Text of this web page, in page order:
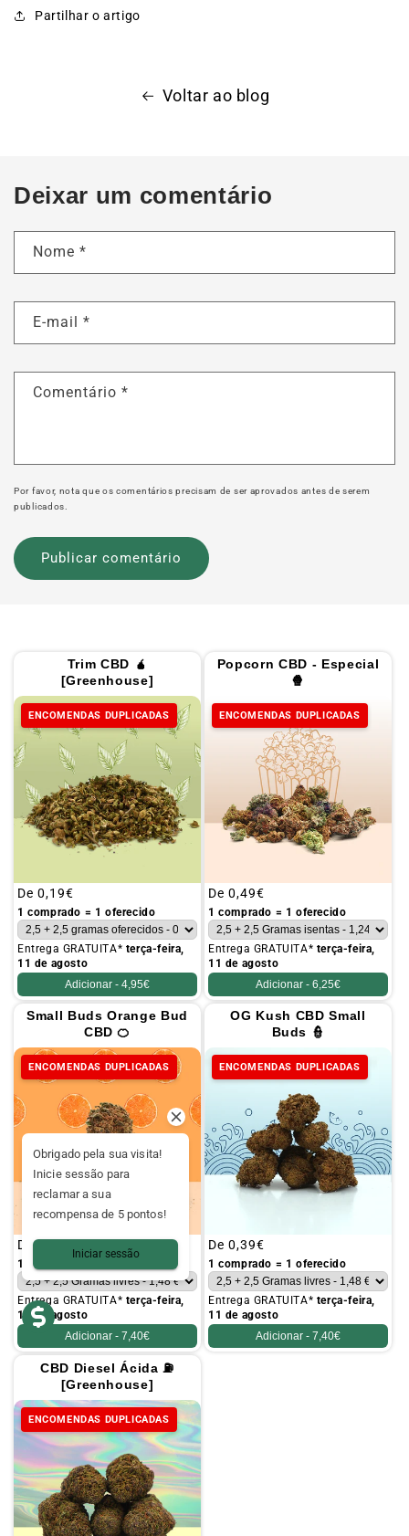
Partilhar o artigo
Voltar ao blog
Deixar um comentário
Nome *
E-mail *
Comentário *
Por favor, nota que os comentários precisam de ser aprovados antes de serem
publicados.
Trim CBD 🧉
[Greenhouse]
ENCOMENDAS DUPLICADAS
Preço
habitual
De 0,19€
1 comprado = 1 oferecido
Entrega GRATUITA* terça-feira,
11 de agosto
Adicionar - 4,95€
Popcorn CBD - Especial
🍿
ENCOMENDAS DUPLICADAS
Preço
habitual
De 0,49€
1 comprado = 1 oferecido
Entrega GRATUITA* terça-feira,
11 de agosto
Adicionar - 6,25€
Small Buds Orange Bud
CBD 🍊
ENCOMENDAS DUPLICADAS
Preço
habitual
De
1 comprado = 1 oferecido
Entrega GRATUITA* terça-feira,
11 de agosto
Adicionar - 7,40€
OG Kush CBD Small
Buds 👮
ENCOMENDAS DUPLICADAS
Preço
habitual
De 0,39€
1 comprado = 1 oferecido
Entrega GRATUITA* terça-feira,
11 de agosto
Adicionar - 7,40€
CBD Diesel Ácida ⛽
[Greenhouse]
ENCOMENDAS DUPLICADAS
Obrigado pela sua visita!
Inicie sessão para
reclamar a sua
recompensa de 5 pontos!
Iniciar sessão